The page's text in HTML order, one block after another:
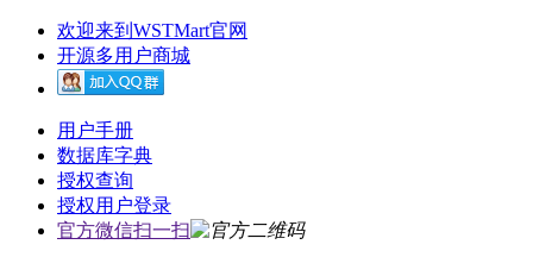
欢迎来到WSTMart官网
开源多用户商城
用户手册
数据库字典
授权查询
授权用户登录
官方微信扫一扫